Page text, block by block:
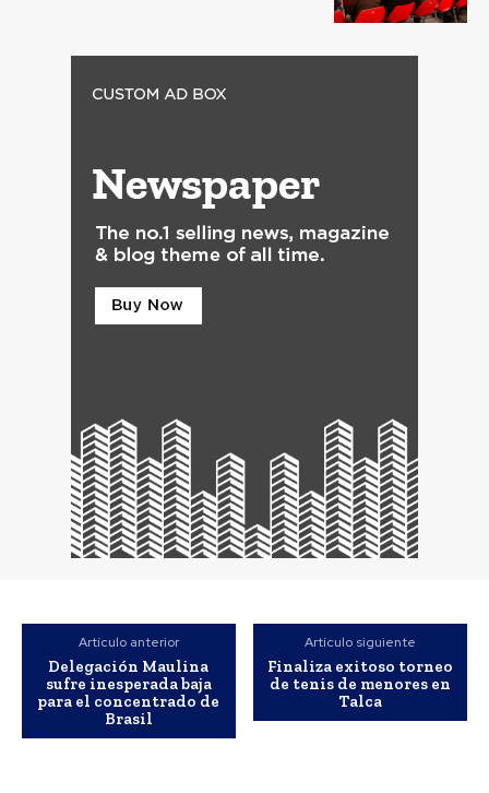
Artículo anterior
Delegación Maulina
sufre inesperada baja
para el concentrado de
Brasil
Artículo siguiente
Finaliza exitoso torneo
de tenis de menores en
Talca